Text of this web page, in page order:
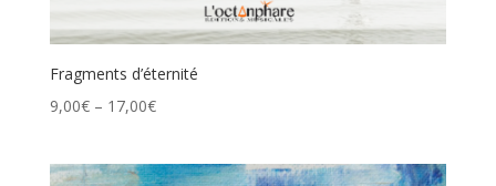
Fragments d’éternité
9,00€– 17,00€